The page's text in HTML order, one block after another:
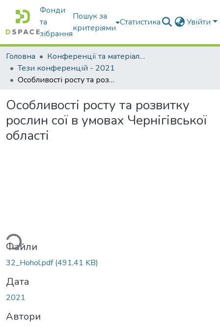
Фонди
та
зібрання
Пошук за
критеріями
Статистика Увійти
Головна
Конференції та матеріали конференцій
Тези конференцій - 2021
Особливості росту та розвитку рослин сої в умовах Чернігівської області
Особливості росту та розвитку
рослин сої в умовах Чернігівської
області
Файли
32_Hohol.pdf(491,41 KB)
Дата
2021
Автори